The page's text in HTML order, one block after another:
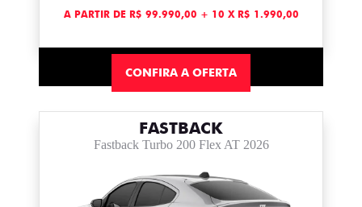
A PARTIR DE R$ 99.990,00 + 10 X R$ 1.990,00
CONFIRA A OFERTA
FASTBACK
Fastback Turbo 200 Flex AT 2026